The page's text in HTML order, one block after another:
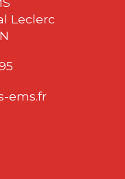
Leclerc
ems.fr